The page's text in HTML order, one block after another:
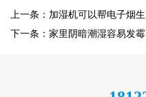
上一条：加湿机可以帮电子烟
下一条：家里阴暗潮湿容易发